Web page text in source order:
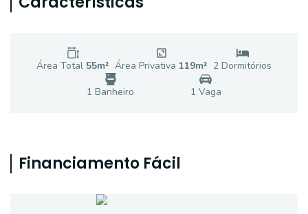
Área Total 55m² Área Privativa 119m² 2 Dormitórios
1 Banheiro 1 Vaga
Financiamento Fácil